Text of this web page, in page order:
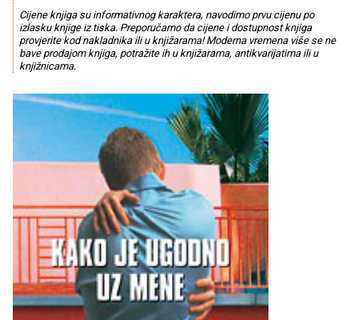
Cijene knjiga su informativnog karaktera, navodimo prvu cijenu po
izlasku knjige iz tiska. Preporučamo da cijene i dostupnost knjiga
provjerite kod nakladnika ili u knjižarama! Moderna vremena više se ne
bave prodajom knjiga, potražite ih u knjižarama, antikvarijatima ili u
knjižnicama.